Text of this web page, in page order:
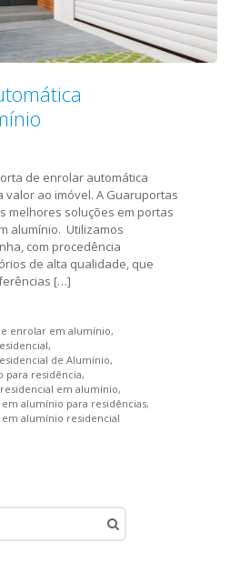
de enrolar automática
ao imóvel. A Guaruportas
melhores soluções em portas
alumínio. Utilizamos
com procedência
de alta qualidade, que
[…]
enrolar em alumínio
de Alumínio
para residência
em alumínio
alumínio para residências
alumínio residencial